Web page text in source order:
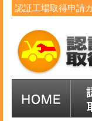
認証工場取得申請